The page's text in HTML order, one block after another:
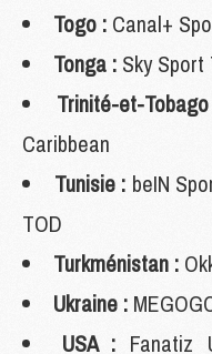
Togo : Canal+
Tonga : Sky Sport
Trinité-et-
Caribbean
Tunisie : beIN
TOD
Turkménistan :
Ukraine :
USA : Fanatiz